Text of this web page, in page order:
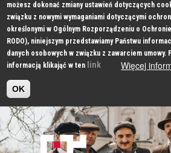
możesz dokonać zmiany ustawień dotyczących
związku z nowymi wymaganiami dotyczącymi
określonymi w Ogólnym Rozporządzeniu o
RODO), niniejszym przedstawiamy Państwu
danych osobowych w związku z zawarciem umowy.
informacją klikająć w ten link Więcej
OK